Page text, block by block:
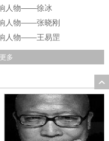
响人物——徐冰
人物——张晓刚
响人物——王易罡
多